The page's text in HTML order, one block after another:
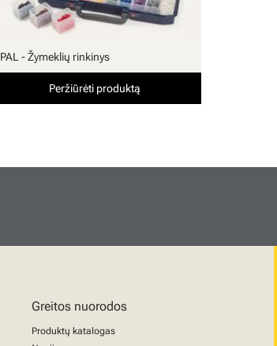
PAL - Žymeklių rinkinys
Peržiūrėti produktą
Greitos nuorodos
Produktų katalogas